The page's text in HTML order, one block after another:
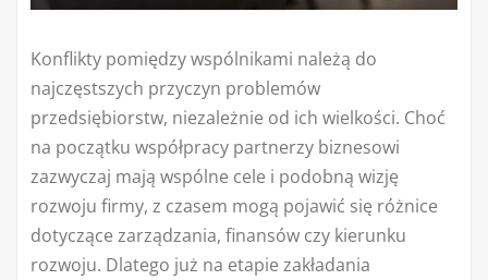
Konflikty pomiędzy wspólnikami należą do
najczęstszych przyczyn problemów
przedsiębiorstw, niezależnie od ich wielkości. Choć
na początku współpracy partnerzy biznesowi
zazwyczaj mają wspólne cele i podobną wizję
rozwoju firmy, z czasem mogą pojawić się różnice
dotyczące zarządzania, finansów czy kierunku
rozwoju. Dlatego już na etapie zakładania